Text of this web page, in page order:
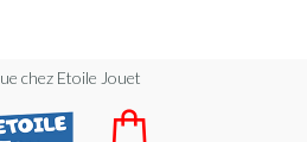
chez Etoile Jouet